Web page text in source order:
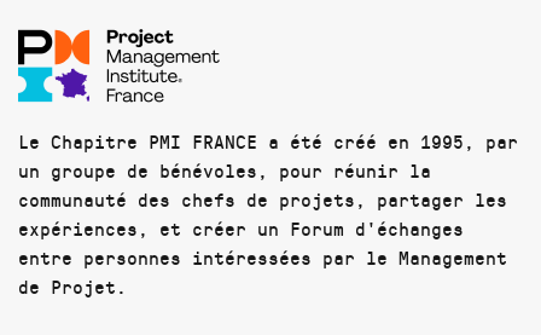
Le Chapitre PMI FRANCE a été créé en 1995, par
un groupe de bénévoles, pour réunir la
communauté des chefs de projets, partager les
expériences, et créer un Forum d'échanges
entre personnes intéressées par le Management
de Projet.